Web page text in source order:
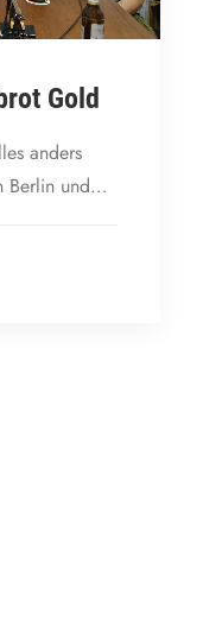
Gold
anders
Berlin und…